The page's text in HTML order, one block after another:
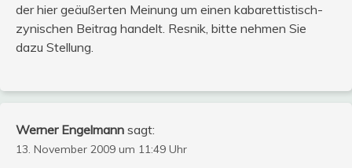
der hier geäußerten Meinung um einen kabarettistisch-
zynischen Beitrag handelt. Resnik, bitte nehmen Sie
dazu Stellung.
Werner Engelmann sagt:
13. November 2009 um 11:49 Uhr